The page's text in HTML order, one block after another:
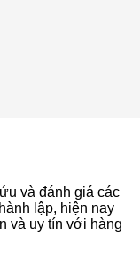
và đánh giá các
lập, hiện nay
và uy tín với hàng